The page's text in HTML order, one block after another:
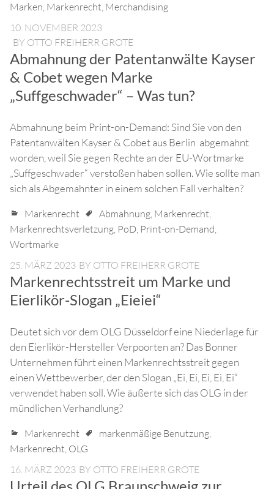
Marken, Markenrecht, Merchandising
10. NOVEMBER 2023
BY OTTO FREIHERR GROTE
Abmahnung der Patentanwälte Kayser
& Cobet wegen Marke
„Suffgeschwader“ – Was tun?
Abmahnung beim Print-on-Demand: Sind Sie von den
Patentanwälten Kayser & Cobet aus Berlin abgemahnt
worden, weil Sie gegen Rechte an der EU-Wortmarke
„Suffgeschwader“ verstoßen haben sollen. Wie sollte man
sich als Abgemahnter in einem solchen Fall verhalten?
Markenrecht Abmahnung, Markenrecht,
Markenrechtsverletzung, PoD, Print-on-Demand,
Wortmarke
25. MÄRZ 2023 BY OTTO FREIHERR GROTE
Markenrechtsstreit um Marke und
Eierlikör-Slogan „Eieiei“
Deutet sich vor dem OLG Düsseldorf eine Niederlage für
den Eierlikör-Hersteller Verpoorten an? Das Bonner
Unternehmen führt einen Markenrechtsstreit gegen
einen Wettbewerber, der den Slogan „Ei, Ei, Ei, Ei, Ei“
verwendet haben soll. Wie äußerte sich das OLG in der
mündlichen Verhandlung?
Markenrecht markenmäßige Benutzung,
Markenrecht, OLG
16. MÄRZ 2023 BY OTTO FREIHERR GROTE